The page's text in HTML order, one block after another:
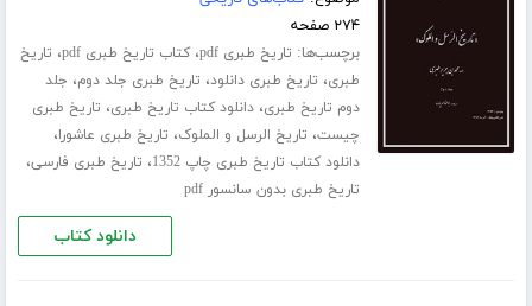
۲۷۴ صفحه
برچسب‌ها: تاریخ طبری pdf ،کتاب تاریخ طبری pdf ، تاریخ
طبری، تاریخ طبری دانلود، تاریخ طبری جلد دوم، جلد
دوم تاریخ طبری،دانلود کتاب تاریخ طبری، تاریخ طبری
چیست، تاریخ الرسل و الملوک، تاریخ طبری عاشورا،
دانلود کتاب تاریخ طبری چاپ 1352 ، تاریخ طبری فارسی،
تاریخ طبری بدون سانسور pdf
دانلود کتاب